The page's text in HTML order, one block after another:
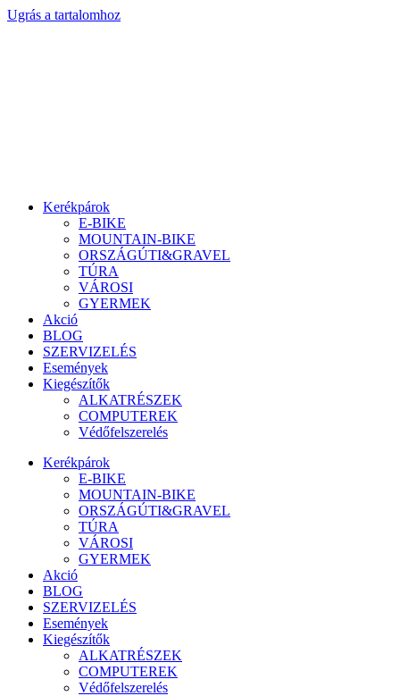
Ugrás a tartalomhoz
Kerékpárok
E-BIKE
MOUNTAIN-BIKE
ORSZÁGÚTI&GRAVEL
TÚRA
VÁROSI
GYERMEK
Akció
BLOG
SZERVIZELÉS
Események
Kiegészítők
ALKATRÉSZEK
COMPUTEREK
Védőfelszerelés
Kerékpárok
E-BIKE
MOUNTAIN-BIKE
ORSZÁGÚTI&GRAVEL
TÚRA
VÁROSI
GYERMEK
Akció
BLOG
SZERVIZELÉS
Események
Kiegészítők
ALKATRÉSZEK
COMPUTEREK
Védőfelszerelés